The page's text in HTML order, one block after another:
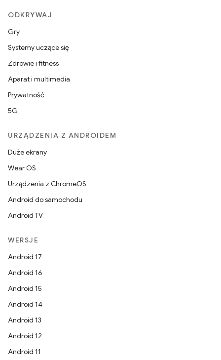
ODKRYWAJ
Gry
Systemy uczące się
Zdrowie i fitness
Aparat i multimedia
Prywatność
5G
URZĄDZENIA Z ANDROIDEM
Duże ekrany
Wear OS
Urządzenia z ChromeOS
Android do samochodu
Android TV
WERSJE
Android 17
Android 16
Android 15
Android 14
Android 13
Android 12
Android 11